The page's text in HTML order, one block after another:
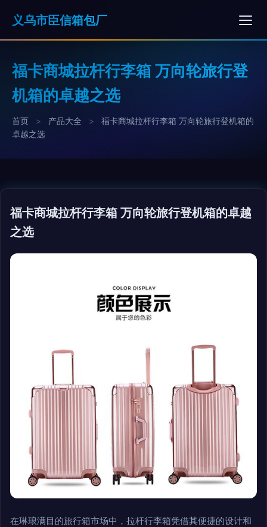
义乌市臣信箱包厂
福卡商城拉杆行李箱 万向轮旅行登
机箱的卓越之选
首页 > 产品大全 >
福卡商城拉杆行李箱 万向轮旅行登机箱的
卓越之选
福卡商城拉杆行李箱 万向轮旅行登机箱的卓越
之选
在琳琅满目的旅行箱市场中，拉杆行李箱凭借其便捷的设计和